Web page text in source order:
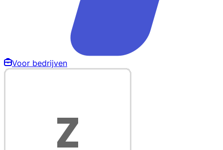
Voor bedrijven